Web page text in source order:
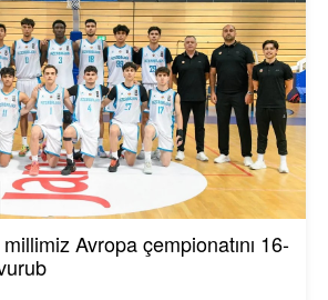
Avropa çempionatını 16-